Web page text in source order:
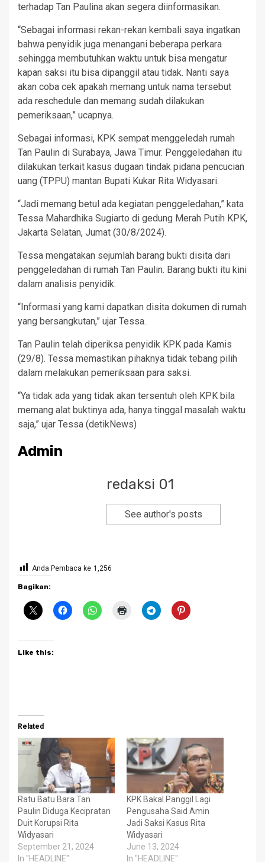
terhadap Tan Paulina akan segera diinformasikan.
“Sebagai informasi rekan-rekan kembali saya ingatkan
bahwa penyidik juga menangani beberapa perkara
sehingga membutuhkan waktu untuk bisa mengatur
kapan saksi itu bisa dipanggil atau tidak. Nanti saya
akan coba cek apakah memang untuk nama tersebut
ada reschedule dan memang sudah dilakukan
pemeriksaan,” ucapnya.
Sebagai informasi, KPK sempat menggeledah rumah
Tan Paulin di Surabaya, Jawa Timur. Penggeledahan itu
dilakukan terkait kasus dugaan tindak pidana pencucian
uang (TPPU) mantan Bupati Kukar Rita Widyasari.
“Jadi memang betul ada kegiatan penggeledahan,” kata
Tessa Mahardhika Sugiarto di gedung Merah Putih KPK,
Jakarta Selatan, Jumat (30/8/2024).
Tessa mengatakan sejumlah barang bukti disita dari
penggeledahan di rumah Tan Paulin. Barang bukti itu kini
dalam analisis penyidik.
“Informasi yang kami dapatkan disita dokumen di rumah
yang bersangkutan,” ujar Tessa.
Tan Paulin telah diperiksa penyidik KPK pada Kamis
(29/8). Tessa memastikan pihaknya tidak tebang pilih
dalam melakukan pemeriksaan para saksi.
“Ya tidak ada yang tidak akan tersentuh oleh KPK bila
memang alat buktinya ada, hanya tinggal masalah waktu
saja,” ujar Tessa (detikNews)
Admin
redaksi 01
See author's posts
Anda Pembaca ke 1,256
Bagikan:
Like this:
Related
Ratu Batu Bara Tan
Paulin Diduga Kecipratan
Duit Korupsi Rita
Widyasari
September 21, 2024
In "HEADLINE"
KPK Bakal Panggil Lagi
Pengusaha Said Amin
Jadi Saksi Kasus Rita
Widyasari
June 13, 2024
In "HEADLINE"